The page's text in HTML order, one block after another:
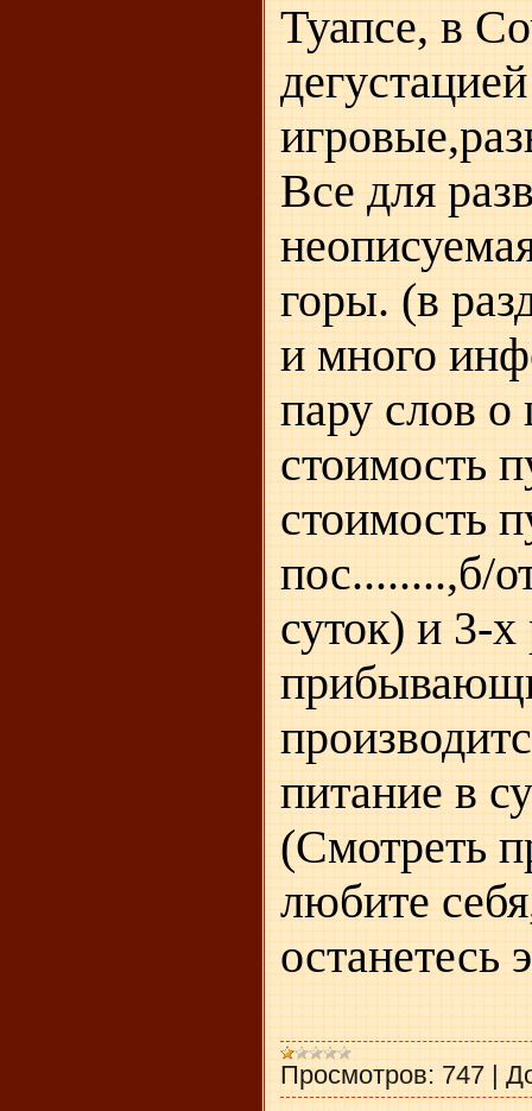
Туапсе, в
Все для
горы. (в
и много
пару слов о
стоимость
стоимость
пос........,б/
суток) и 3-
питание в
(Смотреть
любите
останетесь
Просмотров: 747 |